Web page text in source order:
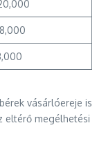
vásárlóereje is
eltérő megélhetési